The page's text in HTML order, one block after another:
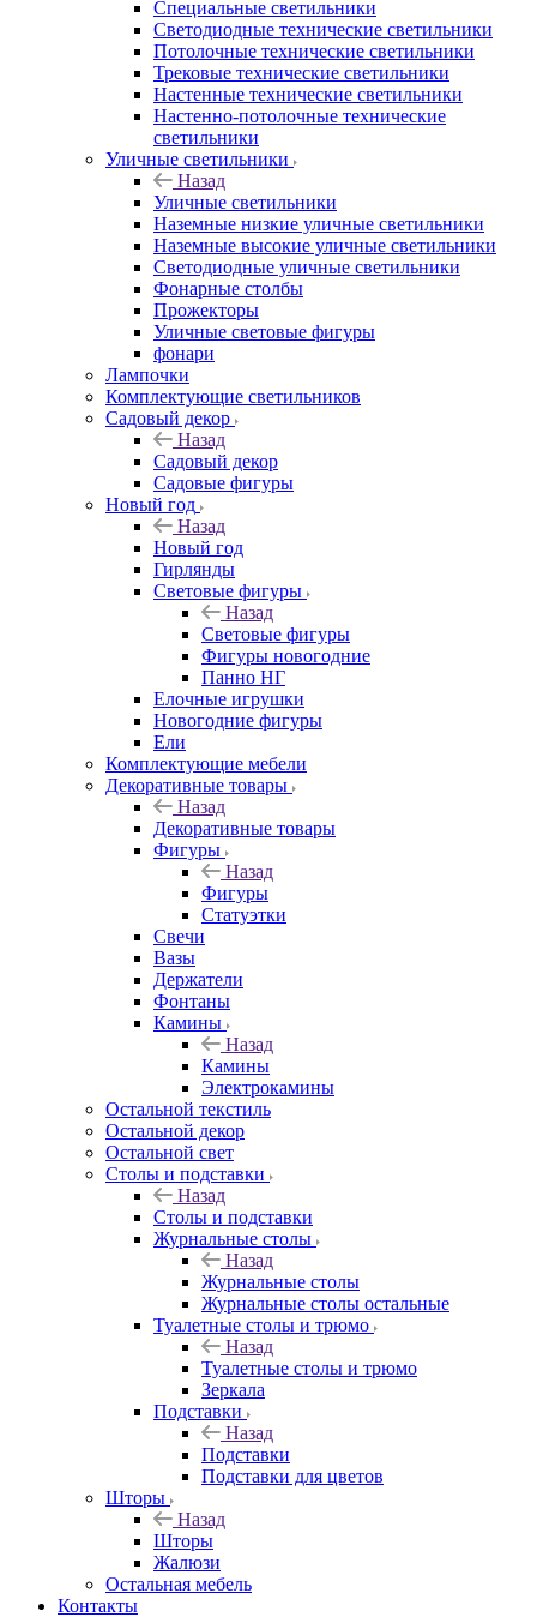
Специальные светильники
Светодиодные технические светильники
Потолочные технические светильники
Трековые технические светильники
Настенные технические светильники
Настенно-потолочные технические
светильники
Уличные светильники
Назад
Уличные светильники
Наземные низкие уличные светильники
Наземные высокие уличные светильники
Светодиодные уличные светильники
Фонарные столбы
Прожекторы
Уличные световые фигуры
фонари
Лампочки
Комплектующие светильников
Садовый декор
Назад
Садовый декор
Садовые фигуры
Новый год
Назад
Новый год
Гирлянды
Световые фигуры
Назад
Световые фигуры
Фигуры новогодние
Панно НГ
Елочные игрушки
Новогодние фигуры
Ели
Комплектующие мебели
Декоративные товары
Назад
Декоративные товары
Фигуры
Назад
Фигуры
Статуэтки
Свечи
Вазы
Держатели
Фонтаны
Камины
Назад
Камины
Электрокамины
Остальной текстиль
Остальной декор
Остальной свет
Столы и подставки
Назад
Столы и подставки
Журнальные столы
Назад
Журнальные столы
Журнальные столы остальные
Туалетные столы и трюмо
Назад
Туалетные столы и трюмо
Зеркала
Подставки
Назад
Подставки
Подставки для цветов
Шторы
Назад
Шторы
Жалюзи
Остальная мебель
Контакты